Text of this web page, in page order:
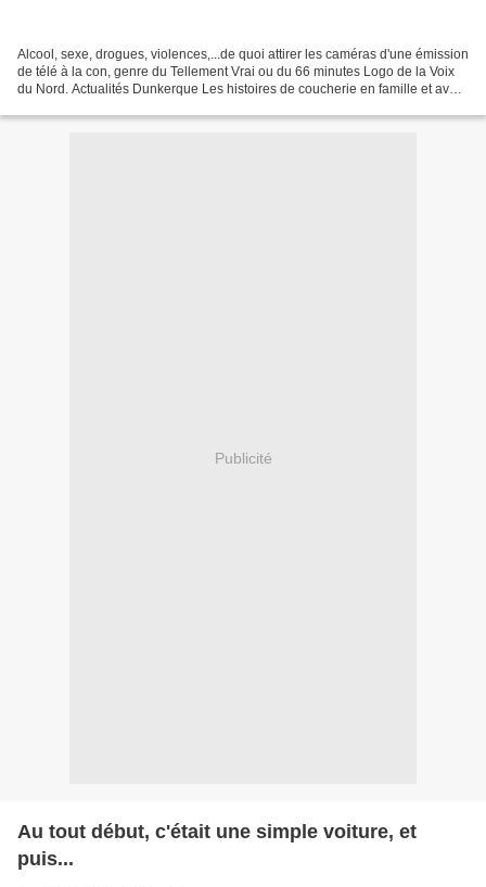
Alcool, sexe, drogues, violences,...de quoi attirer les caméras d'une émission
de télé à la con, genre du Tellement Vrai ou du 66 minutes Logo de la Voix
du Nord. Actualités Dunkerque Les histoires de coucherie en famille et avec
Publicité
Au tout début, c'était une simple voiture, et
puis...